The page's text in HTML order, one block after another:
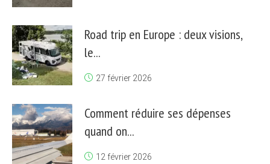
Road trip en Europe : deux visions,
le...
27 février 2026
Comment réduire ses dépenses
quand on...
12 février 2026